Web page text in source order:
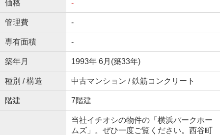
価格 -
管理費 -
専有面積 -
築年月 1993年 6月(築33年)
種別 / 構造 中古マンション / 鉄筋コンクリート
階建 7階建
当社イチオシの物件の「横浜パークホー
ムズ」。ぜひ一度ご覧ください。西谷町